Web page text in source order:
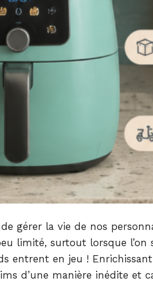
gérer la vie de nos
limité, surtout lorsque l’on
entrent en jeu !
d’une manière inédite et